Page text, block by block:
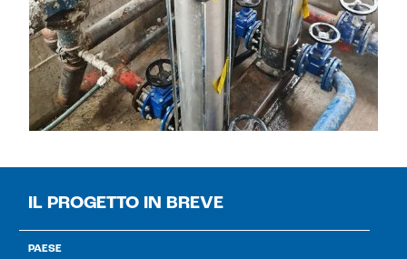
IL PROGETTO IN BREVE
PAESE